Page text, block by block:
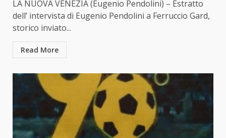
LA NUOVA VENEZIA (Eugenio Pendolini) – Estratto
dell’ intervista di Eugenio Pendolini a Ferruccio Gard,
storico inviato...
Read More